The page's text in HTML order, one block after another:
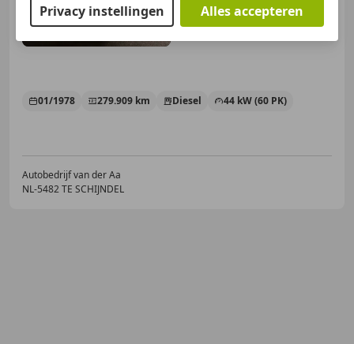
01/1978 279.909 km Diesel 44 kW (60 PK)
Autobedrijf van der Aa
NL-5482 TE SCHIJNDEL
Privacy instellingen Alles accepteren